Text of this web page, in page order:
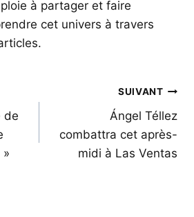
à partager et faire
cet univers à travers
de
SUIVANT
Ángel Téllez
combattra cet après-
midi à Las Ventas